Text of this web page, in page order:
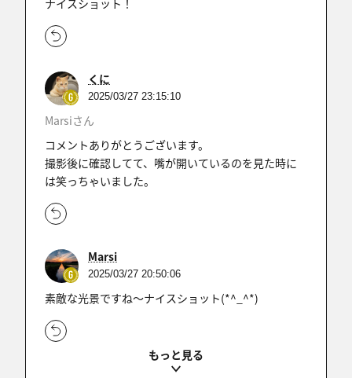
くに
2025/03/27 23:15:10
Marsiさん
コメントありがとうございます。
撮影後に確認してて、嘴が開いているのを見た時に
は笑っちゃいました。
Marsi
2025/03/27 20:50:06
素敵な光景ですね～ナイスショット(*^_^*)